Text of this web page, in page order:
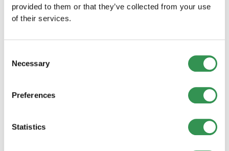
provided to them or that they’ve collected from your use
of their services.
Selection
Necessary
Preferences
Statistics
Employer Branding: Come diventare un datore di